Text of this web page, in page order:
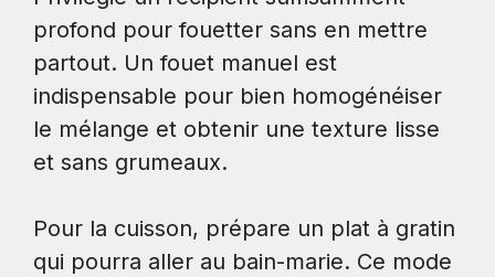
profond pour fouetter sans en mettre
partout. Un fouet manuel est
indispensable pour bien homogénéiser
le mélange et obtenir une texture lisse
et sans grumeaux.
Pour la cuisson, prépare un plat à gratin
qui pourra aller au bain-marie. Ce mode